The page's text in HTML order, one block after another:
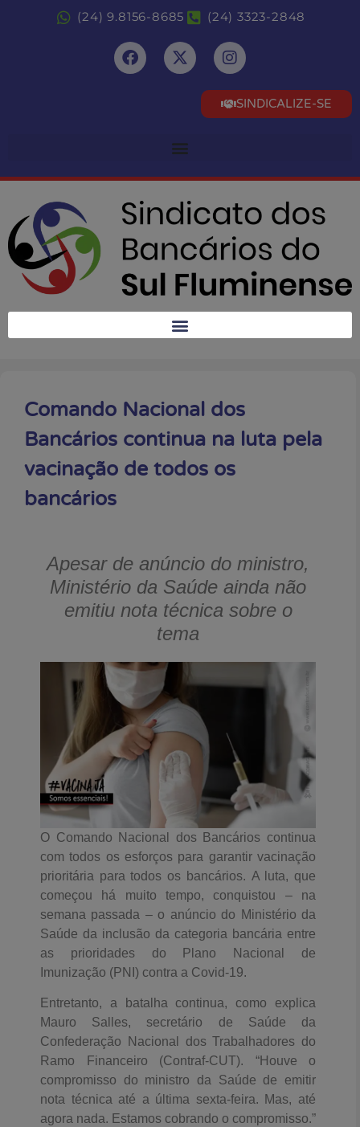
(24) 9.8156-8685 (24) 3323-2848
SINDICALIZE-SE
Comando Nacional dos
Bancários continua na luta pela
vacinação de todos os
bancários
Apesar de anúncio do ministro,
Ministério da Saúde ainda não
emitiu nota técnica sobre o
tema
O Comando Nacional dos Bancários continua
com todos os esforços para garantir vacinação
prioritária para todos os bancários. A luta, que
começou há muito tempo, conquistou – na
semana passada – o anúncio do Ministério da
Saúde da inclusão da categoria bancária entre
as prioridades do Plano Nacional de
Imunização (PNI) contra a Covid-19.
Entretanto, a batalha continua, como explica
Mauro Salles, secretário de Saúde da
Confederação Nacional dos Trabalhadores do
Ramo Financeiro (Contraf-CUT). “Houve o
compromisso do ministro da Saúde de emitir
nota técnica até a última sexta-feira. Mas, até
agora nada. Estamos cobrando o compromisso.”